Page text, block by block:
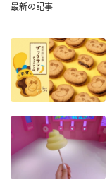
最新の記事